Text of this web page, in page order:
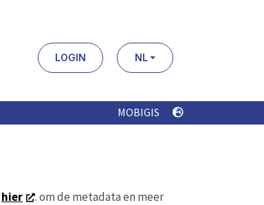
LOGIN NL
MOBIGIS
hier
. om de metadata en meer